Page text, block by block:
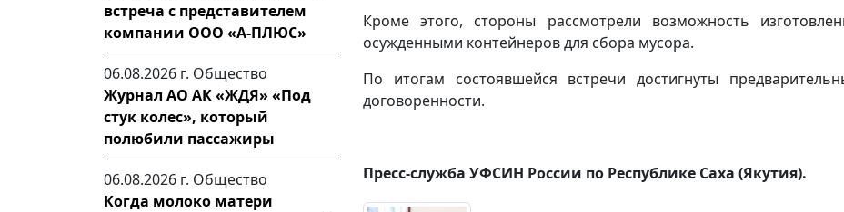
встреча с представителем
компании ООО «А-ПЛЮС»
06.08.2026 г. Общество
Журнал АО АК «ЖДЯ» «Под
стук колес», который
полюбили пассажиры
06.08.2026 г. Общество
Когда молоко матери
Кроме этого, стороны рассмотрели возможность
осужденными контейнеров для сбора мусора.
По итогам состоявшейся встречи достигнуты
договоренности.
Пресс-служба УФСИН России по Республике Саха (Якутия).